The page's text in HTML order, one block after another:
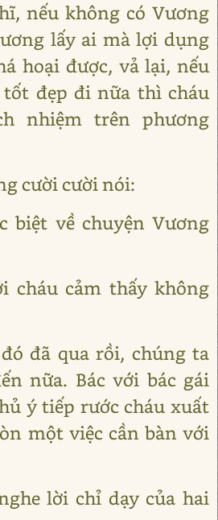
nếu không có Vương
lấy ai mà lợi dụng
hoại được, vả lại, nếu
đẹp đi nữa thì cháu
nhiệm trên phương
cười cười nói:
biệt về chuyện Vương
cháu cảm thấy không
đã qua rồi, chúng ta
nữa. Bác với bác gái
ý tiếp rước cháu xuất
một việc cần bàn với
lời chỉ dạy của hai